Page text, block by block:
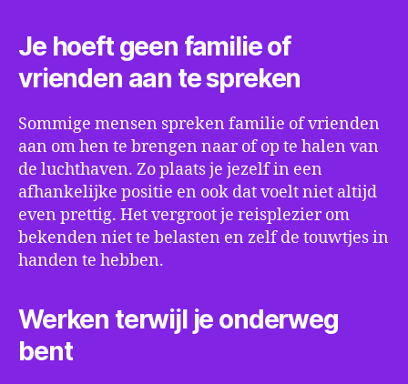
Je hoeft geen familie of
vrienden aan te spreken
Sommige mensen spreken familie of vrienden
aan om hen te brengen naar of op te halen van
de luchthaven. Zo plaats je jezelf in een
afhankelijke positie en ook dat voelt niet altijd
even prettig. Het vergroot je reisplezier om
bekenden niet te belasten en zelf de touwtjes in
handen te hebben.
Werken terwijl je onderweg
bent